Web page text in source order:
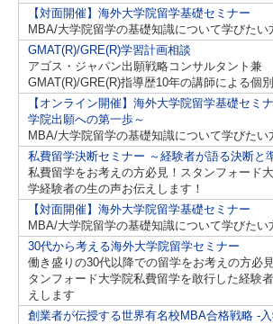
【対面開催】海外大学院留学基礎セミナー
MBA/大学院留学の基礎知識について学びたい
GMAT(R)/GRE(R)学習計画相談
アゴス・ジャパン出願戦略コンサルタント兼
GMAT(R)/GRE(R)指導歴10年の講師による個
【オンライン開催】海外大学院留学基礎セミ
学院出願への第一歩～
MBA/大学院留学の基礎知識について学びたい
私費留学決断セミナー ～経験者が語る決断と
私費留学をお考えの方必見！スタンフォード
学経験者の生の声お伝えします！
【対面開催】海外大学院留学基礎セミナー
MBA/大学院留学の基礎知識について学びたい
30代から考える海外大学院留学セミナー
働き盛りの30代以降での留学をお考えの方必
タンフォード大学院私費留学を敢行した経験
えします
創業者が伝授する世界有名校MBA合格戦略 -